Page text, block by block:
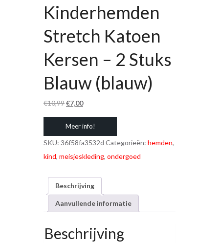
Kinderhemden
Stretch Katoen
Kersen – 2 Stuks
Blauw (blauw)
€10,99Oorspronkelijke
prijs
was:
€10,99.
€7,00Huidige
prijs
is:
€7,00.
Meer info!
SKU: 36f58fa3532d Categorieën: hemden,
kind, meisjeskleding, ondergoed
Beschrijving
Aanvullende informatie
Beschrijving